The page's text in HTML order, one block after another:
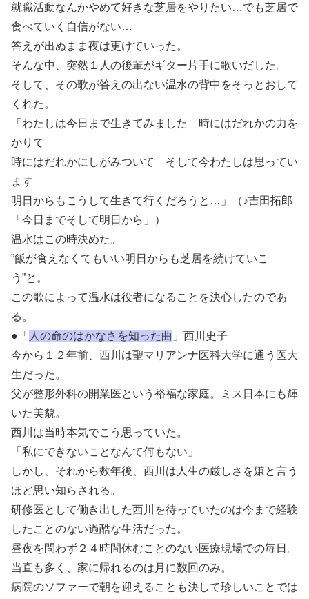
就職活動なんかやめて好きな芝居をやりたい…でも芝居で
食べていく自信がない…
答えが出ぬまま夜は更けていった。
そんな中、突然１人の後輩がギター片手に歌いだした。
そして、その歌が答えの出ない温水の背中をそっとおして
くれた。
「わたしは今日まで生きてみました 時にはだれかの力を
かりて
時にはだれかにしがみついて そして今わたしは思ってい
ます
明日からもこうして生きて行くだろうと…」（♪吉田拓郎
「今日までそして明日から」）
温水はこの時決めた。
”飯が食えなくてもいい明日からも芝居を続けていこ
う”と。
この歌によって温水は役者になることを決心したのであ
る。
●「 人の命のはかなさを知った曲 」西川史子
今から１２年前、西川は聖マリアンナ医科大学に通う医大
生だった。
父が整形外科の開業医という裕福な家庭。ミス日本にも輝
いた美貌。
西川は当時本気でこう思っていた。
「私にできないことなんて何もない」
しかし、それから数年後、西川は人生の厳しさを嫌と言う
ほど思い知らされる。
研修医として働き出した西川を待っていたのは今まで経験
したことのない過酷な生活だった。
昼夜を問わず２４時間休むことのない医療現場での毎日。
当直も多く、家に帰れるのは月に数回のみ。
病院のソファーで朝を迎えることも決して珍しいことでは